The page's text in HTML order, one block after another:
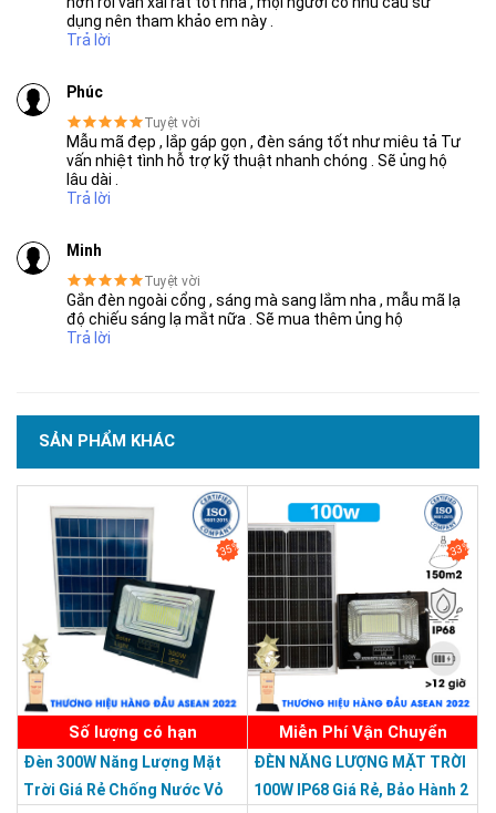
dụng nên tham khảo em này .
Trả lời
Phúc
Tuyệt vời
Mẫu mã đẹp , lắp gáp gọn , đèn sáng tốt như miêu tả Tư
vấn nhiệt tình hỗ trợ kỹ thuật nhanh chóng . Sẽ ủng hộ
lâu dài .
Trả lời
Minh
Tuyệt vời
Gắn đèn ngoài cổng , sáng mà sang lắm nha , mẫu mã lạ
độ chiếu sáng lạ mắt nữa . Sẽ mua thêm ủng hộ
Trả lời
SẢN PHẨM KHÁC
35%
Số lượng có hạn
Đèn 300W Năng Lượng Mặt
Trời Giá Rẻ Chống Nước Vỏ
33%
Miễn Phí Vận Chuyển
ĐÈN NĂNG LƯỢNG MẶT TRỜI
100W IP68 Giá Rẻ, Bảo Hành 2